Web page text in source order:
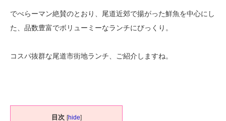
でべらーマン絶賛のとおり、尾道近郊で揚がった鮮魚を中心にし
た、品数豊富でボリューミーなランチにびっくり。
コスパ抜群な尾道市街地ランチ、ご紹介しますね。
目次 [hide]